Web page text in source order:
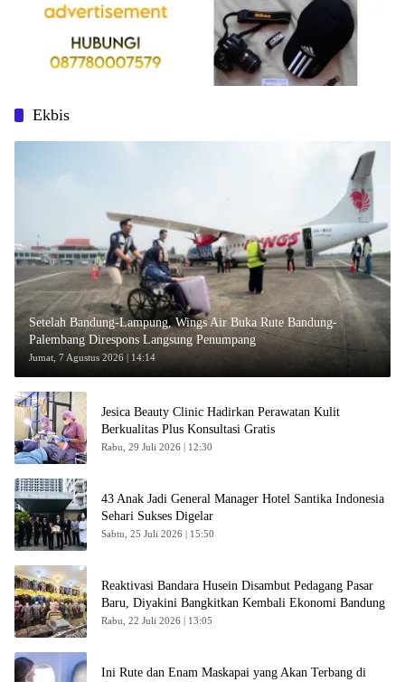
Ekbis
Setelah Bandung-Lampung, Wings Air Buka Rute Bandung-
Palembang Direspons Langsung Penumpang
Jumat, 7 Agustus 2026 | 14:14
Jesica Beauty Clinic Hadirkan Perawatan Kulit
Berkualitas Plus Konsultasi Gratis
Rabu, 29 Juli 2026 | 12:30
43 Anak Jadi General Manager Hotel Santika Indonesia
Sehari Sukses Digelar
Sabtu, 25 Juli 2026 | 15:50
Reaktivasi Bandara Husein Disambut Pedagang Pasar
Baru, Diyakini Bangkitkan Kembali Ekonomi Bandung
Rabu, 22 Juli 2026 | 13:05
Ini Rute dan Enam Maskapai yang Akan Terbang di